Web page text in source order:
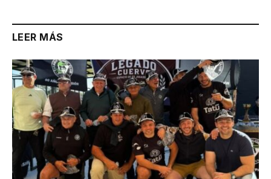
LEER MÁS